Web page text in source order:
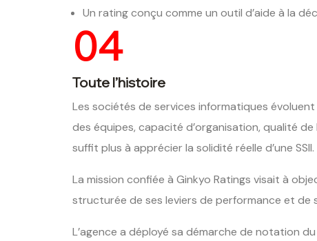
Un rating conçu comme un outil d’aide à la
04
Toute l’histoire
Les sociétés de services informatiques
des équipes, capacité d’organisation, qualité
suffit plus à apprécier la solidité réelle d’une SSII.
La mission confiée à Ginkyo Ratings visait à
structurée de ses leviers de performance et de
L’agence a déployé sa démarche de notation